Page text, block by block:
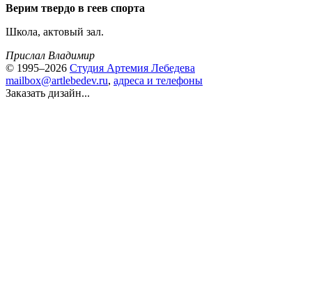
Верим твердо в геев спорта
Школа, актовый зал.
Прислал Владимир
© 1995–2026 Студия Артемия Лебедева
mailbox@artlebedev.ru, адреса и телефоны
Заказать дизайн...